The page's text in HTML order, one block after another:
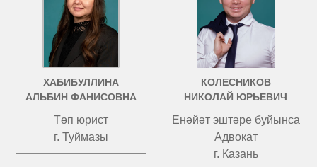
ХАБИБУЛЛИНА
АЛЬБИН ФАНИСОВНА
Төп юрист
г. Туймазы
КОЛЕСНИКОВ
НИКОЛАЙ ЮРЬЕВИЧ
Енәйәт эштәре буйынса
Адвокат
г. Казань